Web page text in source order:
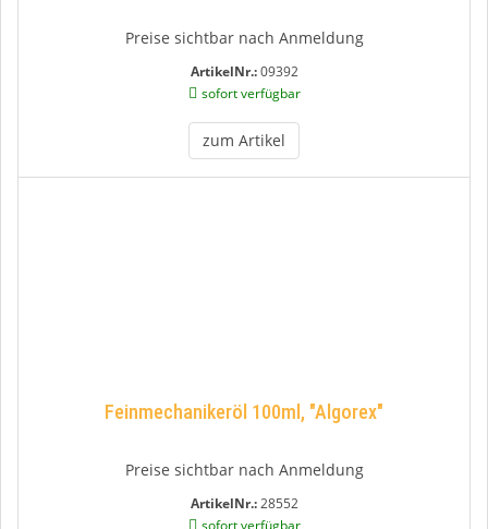
Preise sichtbar nach Anmeldung
ArtikelNr.:09392
sofort verfügbar
zum Artikel
Feinmechanikeröl 100ml, "Algorex"
Preise sichtbar nach Anmeldung
ArtikelNr.: 28552
sofort verfügbar